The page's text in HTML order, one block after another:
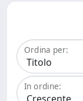
Ordina per:
In ordine: